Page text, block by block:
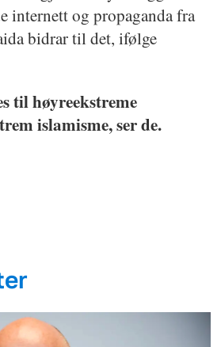
internett og propaganda fra
bidrar til det, ifølge
til høyreekstreme
islamisme, ser de.